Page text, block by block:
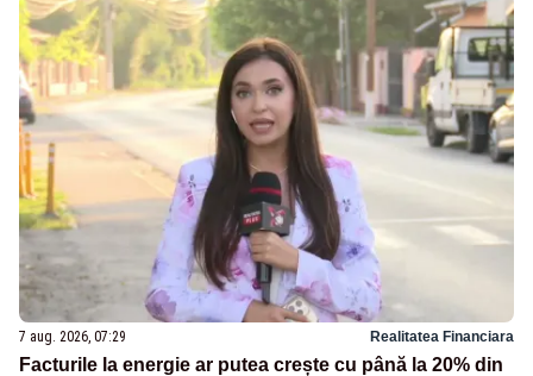
7 aug. 2026, 07:29 Realitatea Financiara
Facturile la energie ar putea crește cu până la 20% din